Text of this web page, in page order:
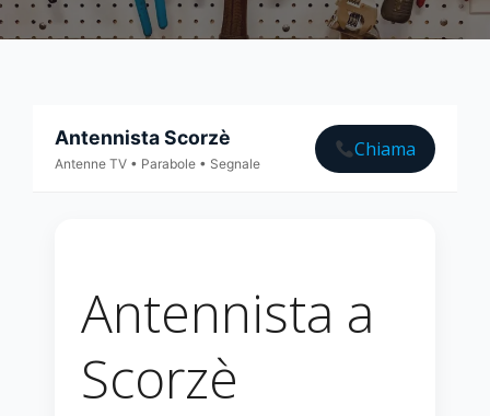
Antennista Scorzè
Antenne TV • Parabole • Segnale
Chiama
Antennista a
Scorzè